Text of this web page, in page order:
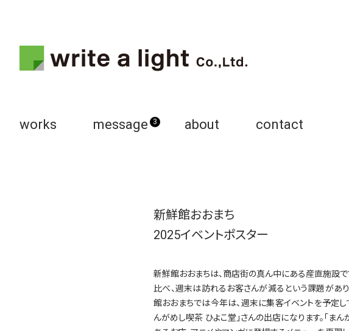
works message 3 about contact
新鮮館おおまち
2025イベントポスター
新鮮館おおまちは、商店街の真ん中にある産直施設
比べ、週末は訪れるお客さんが減るという課題があ
館おおまちでは今年は、週末に集客イベントを予定し
んがめし喫茶 ひよこ堂」さんの出店になります。「ま